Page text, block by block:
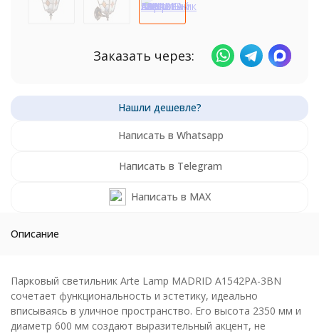
Заказать через:
Написать в Whatsapp
Написать в Telegram
Написать в MAX
Описание
Парковый светильник Arte Lamp MADRID A1542PA-3BN
сочетает функциональность и эстетику, идеально
вписываясь в уличное пространство. Его высота 2350 мм и
диаметр 600 мм создают выразительный акцент, не